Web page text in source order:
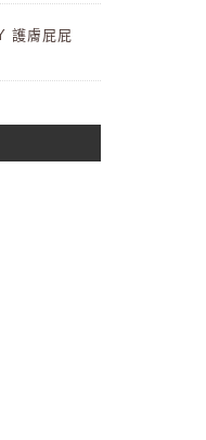
護膚屁屁